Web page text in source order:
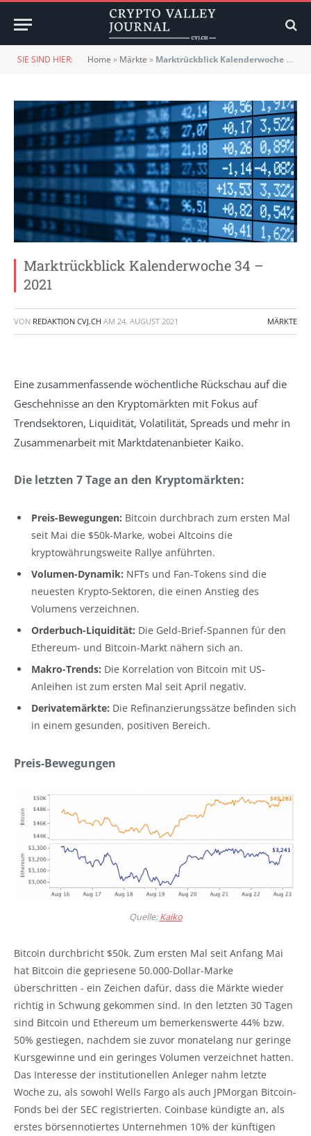
SIE SIND HIER: Home » Märkte » Marktrückblick Kalenderwoche 34 – 2021
Marktrückblick Kalenderwoche 34 –
2021
VON REDAKTION CVJ.CH AM 24. AUGUST 2021 MÄRKTE
Eine zusammenfassende wöchentliche Rückschau auf die
Geschehnisse an den Kryptomärkten mit Fokus auf
Trendsektoren, Liquidität, Volatilität, Spreads und mehr in
Zusammenarbeit mit Marktdatenanbieter Kaiko.
Die letzten 7 Tage an den Kryptomärkten:
Preis-Bewegungen: Bitcoin durchbrach zum ersten Mal
seit Mai die $50k-Marke, wobei Altcoins die
kryptowährungsweite Rallye anführten.
Volumen-Dynamik: NFTs und Fan-Tokens sind die
neuesten Krypto-Sektoren, die einen Anstieg des
Volumens verzeichnen.
Orderbuch-Liquidität: Die Geld-Brief-Spannen für den
Ethereum- und Bitcoin-Markt nähern sich an.
Makro-Trends: Die Korrelation von Bitcoin mit US-
Anleihen ist zum ersten Mal seit April negativ.
Derivatemärkte: Die Refinanzierungssätze befinden sich
in einem gesunden, positiven Bereich.
Preis-Bewegungen
Quelle:Kaiko
Bitcoin durchbricht $50k. Zum ersten Mal seit Anfang Mai
hat Bitcoin die gepriesene 50.000-Dollar-Marke
überschritten - ein Zeichen dafür, dass die Märkte wieder
richtig in Schwung gekommen sind. In den letzten 30 Tagen
sind Bitcoin und Ethereum um bemerkenswerte 44% bzw.
50% gestiegen, nachdem sie zuvor monatelang nur geringe
Kursgewinne und ein geringes Volumen verzeichnet hatten.
Das Interesse der institutionellen Anleger nahm letzte
Woche zu, als sowohl Wells Fargo als auch JPMorgan Bitcoin-
Fonds bei der SEC registrierten. Coinbase kündigte an, als
erstes börsennotiertes Unternehmen 10% der künftigen